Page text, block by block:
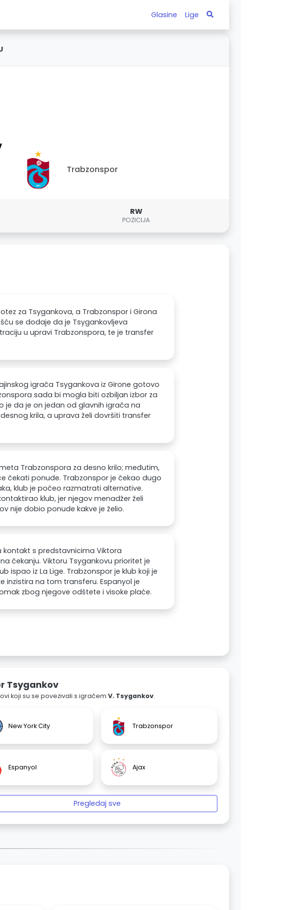
Glasine Lige
Trabzonspor
RW
POZICIJA
za Tsygankova, a Trabzonspor i Girona
se dodaje da je Tsygankovljeva
u upravi Trabzonspora, te je transfer
igrača Tsygankova iz Girone gotovo
sada bi mogla biti ozbiljan izbor za
je da je on jedan od glavnih igrača na
krila, a uprava želi dovršiti transfer
Trabzonspora za desno krilo; međutim,
čekati ponude. Trabzonspor je čekao dugo
klub je počeo razmatrati alternative.
klub, jer njegov menadžer želi
nije dobio ponude kakve je želio.
kontakt s predstavnicima Viktora
čekanju. Viktoru Tsygankovu prioritet je
ispao iz La Lige. Trabzonspor je klub koji je
inzistira na tom transferu. Espanyol je
zbog njegove odštete i visoke plaće.
Tsygankov
koji su se povezivali s igračem V. Tsygankov.
New York City Trabzonspor
Espanyol Ajax
Pregledaj sve